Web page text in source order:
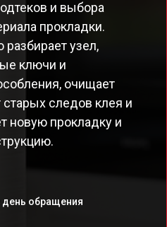
и выбора
прокладки.
разбирает узел,
ключи и
очищает
следов клея и
новую прокладку и
день обращения